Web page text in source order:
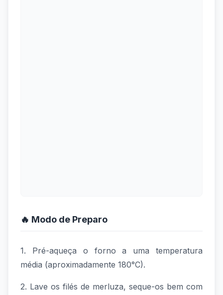
🔥 Modo de Preparo
1. Pré-aqueça o forno a uma temperatura
média (aproximadamente 180°C).
2. Lave os filés de merluza, seque-os bem com